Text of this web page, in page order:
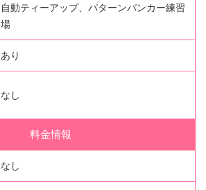
自動ティーアップ、パターンバンカー練習
場
あり
なし
料金情報
なし